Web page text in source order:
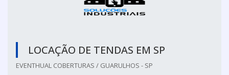
LOCAÇÃO DE TENDAS EM SP
EVENTHUAL COBERTURAS / GUARULHOS - SP